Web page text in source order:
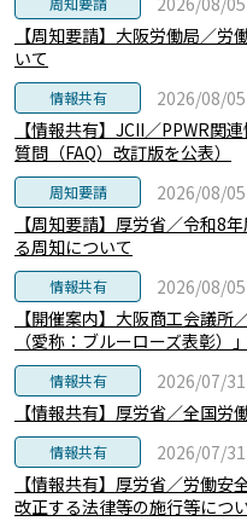
【周知要請】大阪労働局／
いて
情報共有 2026/08/05
【情報共有】JCII／PPWR関
質問（FAQ）改訂版を公表）
周知要請 2026/08/05
【周知要請】厚労省／令和8
る周知について
情報共有 2026/08/05
【開催案内】大阪商工会議
（愛称：ブルーローズ表彰）
情報共有 2026/07/31
【情報共有】厚労省／全国
情報共有 2026/07/31
【情報共有】厚労省／労働
改正する法律等の施行等につ